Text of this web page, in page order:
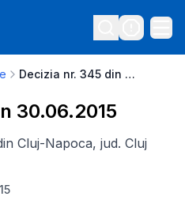
Decizia nr. 345 din 30.06.2015
30.06.2015
Cluj-Napoca, jud. Cluj